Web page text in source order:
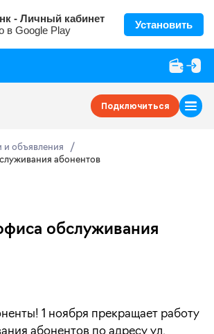
- Личный кабинет
в Google Play
Установить
Подключиться
и объявления
абонентов
обслуживания
1 ноября прекращает работу
абонентов по адресу ул.